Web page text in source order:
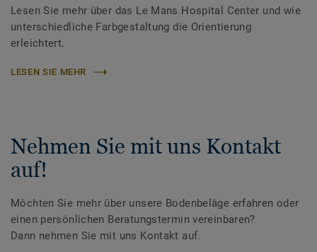
Lesen Sie mehr über das Le Mans Hospital Center und wie
unterschiedliche Farbgestaltung die Orientierung
erleichtert.
LESEN SIE MEHR
Nehmen Sie mit uns Kontakt
auf!
Möchten Sie mehr über unsere Bodenbeläge erfahren oder
einen persönlichen Beratungstermin vereinbaren?
Dann nehmen Sie mit uns Kontakt auf.